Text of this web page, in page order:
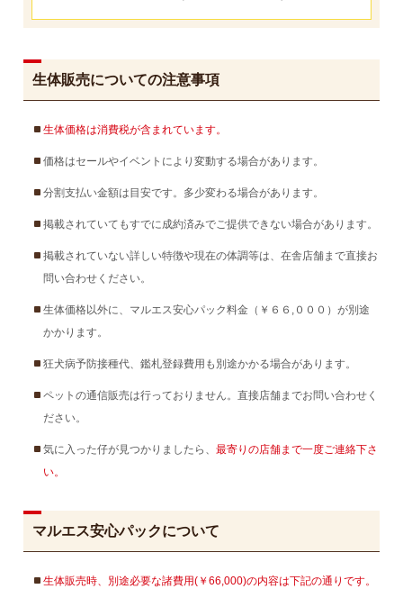
生体販売についての注意事項
生体価格は消費税が含まれています。
価格はセールやイベントにより変動する場合があります。
分割支払い金額は目安です。多少変わる場合があります。
掲載されていてもすでに成約済みでご提供できない場合があります。
掲載されていない詳しい特徴や現在の体調等は、在舎店舗まで直接お
問い合わせください。
生体価格以外に、マルエス安心パック料金（￥６６,０００）が別途
かかります。
狂犬病予防接種代、鑑札登録費用も別途かかる場合があります。
ペットの通信販売は行っておりません。直接店舗までお問い合わせく
ださい。
気に入った仔が見つかりましたら、 最寄りの店舗まで一度ご連絡下さ
い。
マルエス安心パックについて
生体販売時、別途必要な諸費用(￥66,000)の内容は下記の通りです。